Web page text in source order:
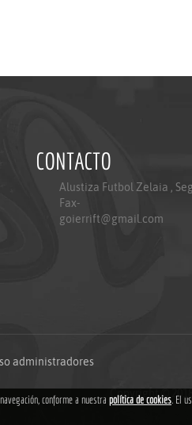
CONTACTO
Alustiza Futbol Zelaia ,
Fax-
goierrift@gmail.com
administradores
Copyright © 2018
conforme a nuestra política de cookies. El